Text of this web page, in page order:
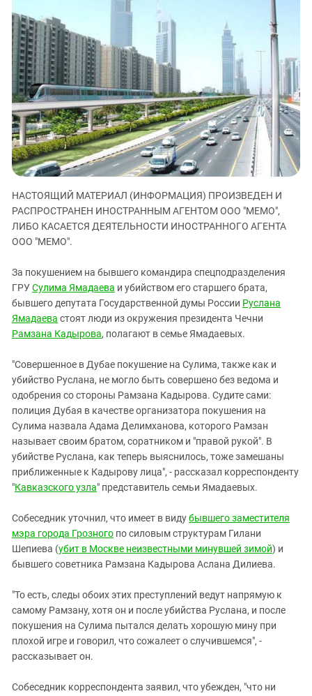
ЗАСТАВЛЯЕТ
КАВКАЗ ЗА ПАЛЕСТИНУ
ИНАКОМЫСЛИЕ В ЧЕЧНЕ
ПРЕСЛЕДОВАНИЕ АКТИВИСТОВ
МОБИЛИЗАЦИЯ И ПРОТЕСТЫ
Дагестан
Ингушетия
Кабардино-Балкария
Калмыкия
Карачаево-Черкесия
Краснодарский край
Нагорный Карабах
Российская Федерация
Северная Осетия - Алания
СКФО
Чечня
Южная Осетия
Южный Кавказ
ЮФО
НАСТОЯЩИЙ МАТЕРИАЛ (ИНФОРМАЦИЯ) ПРОИЗВЕДЕН И
РАСПРОСТРАНЕН ИНОСТРАННЫМ АГЕНТОМ ООО "МЕМО",
ЛИБО КАСАЕТСЯ ДЕЯТЕЛЬНОСТИ ИНОСТРАННОГО АГЕНТА
ООО "МЕМО".
За покушением на бывшего командира спецподразделения
ГРУСулима Ямадаева и убийством его старшего брата,
бывшего депутата Государственной думы России Руслана
Ямадаева стоят люди из окружения президента Чечни
Рамзана Кадырова, полагают в семье Ямадаевых.
"Совершенное в Дубае покушение на Сулима, также как и
убийство Руслана, не могло быть совершено без ведома и
одобрения со стороны Рамзана Кадырова. Судите сами:
полиция Дубая в качестве организатора покушения на
Сулима назвала Адама Делимханова, которого Рамзан
называет своим братом, соратником и "правой рукой". В
убийстве Руслана, как теперь выяснилось, тоже замешаны
приближенные к Кадырову лица", - рассказал корреспонденту
"Кавказского узла" представитель семьи Ямадаевых.
Собеседник уточнил, что имеет в видубывшего заместителя
мэра города Грозного по силовым структурам Гилани
Шепиева (убит в Москве неизвестными минувшей зимой) и
бывшего советника Рамзана Кадырова Аслана Дилиева.
"То есть, следы обоих этих преступлений ведут напрямую к
самому Рамзану, хотя он и после убийства Руслана, и после
покушения на Сулима пытался делать хорошую мину при
плохой игре и говорил, что сожалеет о случившемся", -
рассказывает он.
Собеседник корреспондента заявил, что убежден, "что ни